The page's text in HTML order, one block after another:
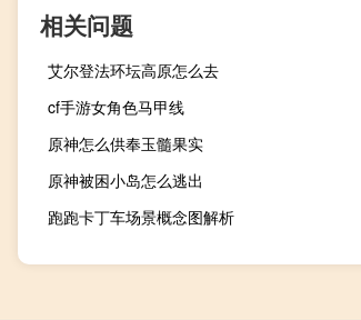
相关问题
艾尔登法环坛高原怎么去
cf手游女角色马甲线
原神怎么供奉玉髓果实
原神被困小岛怎么逃出
跑跑卡丁车场景概念图解析